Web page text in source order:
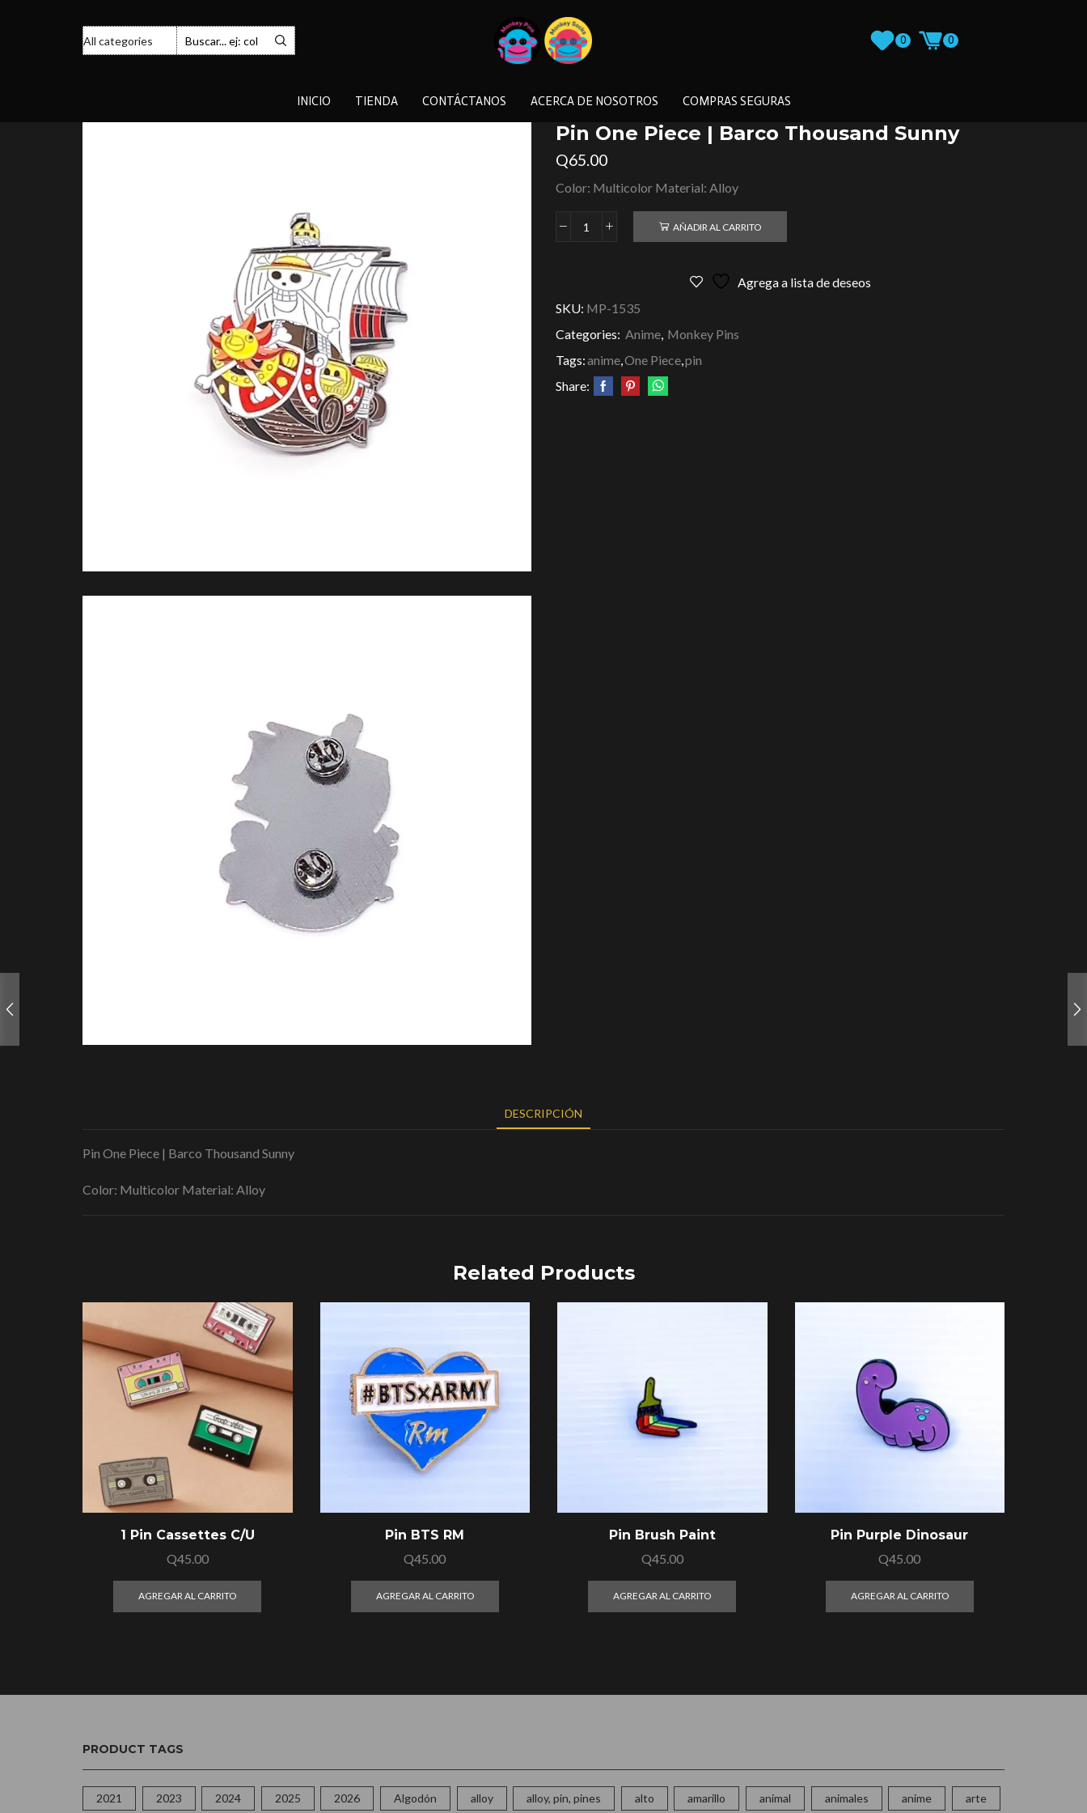
0 0
INICIO TIENDA CONTÁCTANOS ACERCA DE NOSOTROS COMPRAS SEGURAS
Pin One Piece | Barco Thousand Sunny
Q65.00
Color: Multicolor Material: Alloy
AÑADIR AL CARRITO
Agrega a lista de deseos
SKU: MP-1535
Categories: Anime, Monkey Pins
Tags:anime,One Piece,pin
Share:
DESCRIPCIÓN
Pin One Piece | Barco Thousand Sunny
Color: Multicolor Material: Alloy
Related Products
1 Pin Cassettes C/U
Q45.00
AGREGAR AL CARRITO
Pin BTS RM
Q45.00
AGREGAR AL CARRITO
Pin Brush Paint
Q45.00
AGREGAR AL CARRITO
Pin Purple Dinosaur
Q45.00
AGREGAR AL CARRITO
PRODUCT TAGS
2021 2023 2024 2025 2026 Algodón alloy alloy, pin, pines alto amarillo animal animales anime arte